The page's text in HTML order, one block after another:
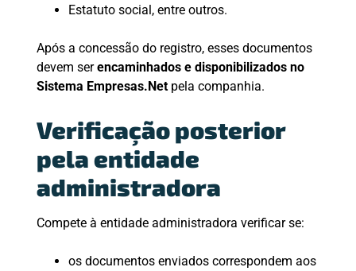
Estatuto social, entre outros.
Após a concessão do registro, esses documentos
devem serencaminhados e disponibilizados no
Sistema Empresas.Netpela companhia.
Verificação posterior
pela entidade
administradora
Compete à entidade administradora verificar se:
os documentos enviados correspondem aos